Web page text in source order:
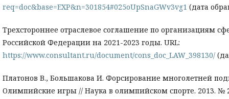
req=doc&base=EXP&n=301854#025oUpSnaGWv3vg1 (дата
Трехстороннее отраслевое соглашение по организациям
Российской Федерации на 2021-2023 годы. URL:
https://www.consultant.ru/document/cons_doc_LAW_398130/
Платонов В., Большакова И. Форсирование многолетней
Олимпийские игры // Наука в олимпийском спорте. 2013. №